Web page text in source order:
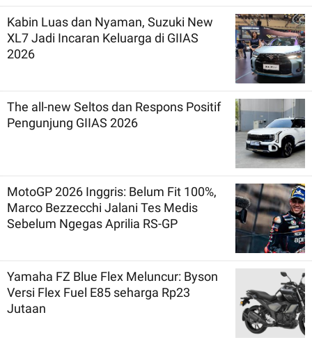
Kabin Luas dan Nyaman, Suzuki New
XL7 Jadi Incaran Keluarga di GIIAS
2026
The all-new Seltos dan Respons Positif
Pengunjung GIIAS 2026
MotoGP 2026 Inggris: Belum Fit 100%,
Marco Bezzecchi Jalani Tes Medis
Sebelum Ngegas Aprilia RS-GP
Yamaha FZ Blue Flex Meluncur: Byson
Versi Flex Fuel E85 seharga Rp23
Jutaan